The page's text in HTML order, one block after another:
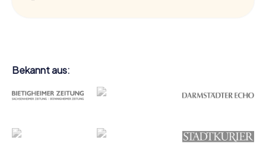
Bekannt aus: